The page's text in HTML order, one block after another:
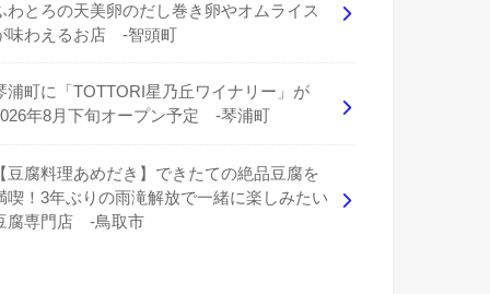
わとろの天美卵のだし巻き卵やオムライス
味わえるお店 -智頭町
浦町に「TOTTORI星乃丘ワイナリー」が
年8月下旬オープン予定 -琴浦町
豆腐料理あめだき】できたての絶品豆腐を
喫！3年ぶりの雨滝解放で一緒に楽しみたい
腐専門店 -鳥取市